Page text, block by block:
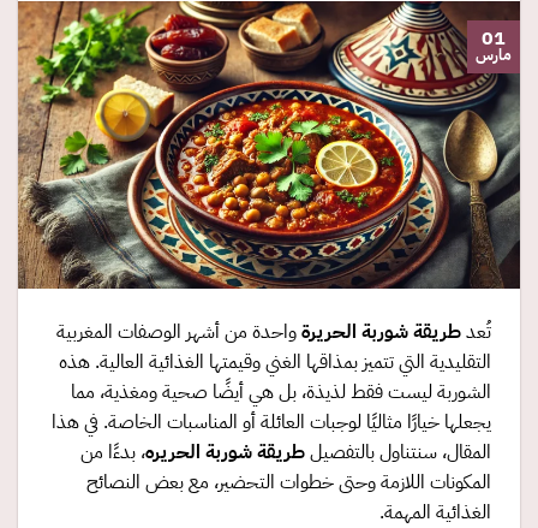
01
مارس
تُعدطريقة شوربة الحريرةواحدة من أشهر الوصفات المغربية
التقليدية التي تتميز بمذاقها الغني وقيمتها الغذائية العالية. هذه
الشوربة ليست فقط لذيذة، بل هي أيضًا صحية ومغذية، مما
يجعلها خيارًا مثاليًا لوجبات العائلة أو المناسبات الخاصة. في هذا
المقال، سنتناول بالتفصيلطريقة شوربة الحريره، بدءًا من
المكونات اللازمة وحتى خطوات التحضير، مع بعض النصائح
الغذائية المهمة.